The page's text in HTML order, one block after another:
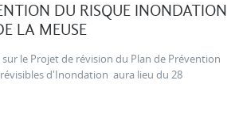
DU RISQUE INONDATION
LA MEUSE
le Projet de révision du Plan de Prévention
d'Inondation aura lieu du 28